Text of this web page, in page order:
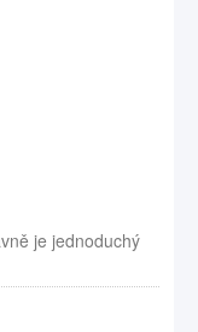
je jednoduchý